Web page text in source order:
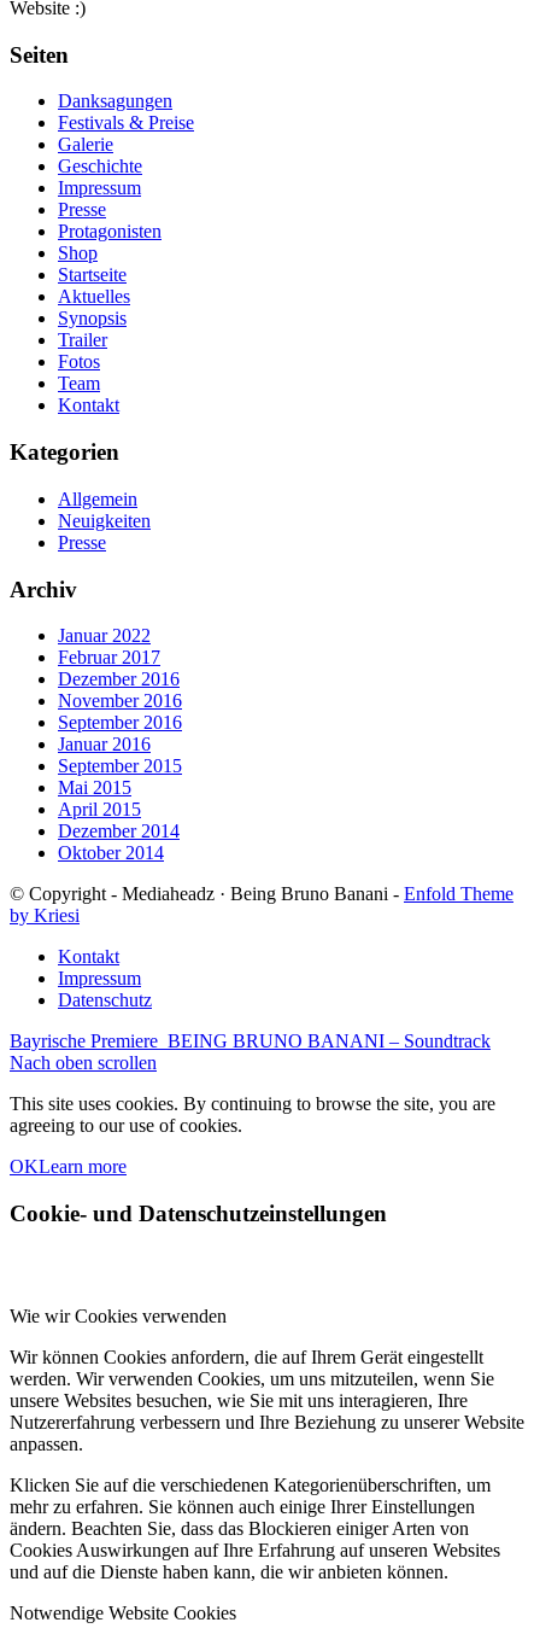
Website :)
Seiten
Danksagungen
Festivals & Preise
Galerie
Geschichte
Impressum
Presse
Protagonisten
Shop
Startseite
Aktuelles
Synopsis
Trailer
Fotos
Team
Kontakt
Kategorien
Allgemein
Neuigkeiten
Presse
Archiv
Januar 2022
Februar 2017
Dezember 2016
November 2016
September 2016
Januar 2016
September 2015
Mai 2015
April 2015
Dezember 2014
Oktober 2014
© Copyright - Mediaheadz · Being Bruno Banani - Enfold Theme
by Kriesi
Kontakt
Impressum
Datenschutz
Bayrische Premiere BEING BRUNO BANANI – Soundtrack
Nach oben scrollen
This site uses cookies. By continuing to browse the site, you are
agreeing to our use of cookies.
OKLearn more
Cookie- und Datenschutzeinstellungen
Wie wir Cookies verwenden
Wir können Cookies anfordern, die auf Ihrem Gerät eingestellt
werden. Wir verwenden Cookies, um uns mitzuteilen, wenn Sie
unsere Websites besuchen, wie Sie mit uns interagieren, Ihre
Nutzererfahrung verbessern und Ihre Beziehung zu unserer Website
anpassen.
Klicken Sie auf die verschiedenen Kategorienüberschriften, um
mehr zu erfahren. Sie können auch einige Ihrer Einstellungen
ändern. Beachten Sie, dass das Blockieren einiger Arten von
Cookies Auswirkungen auf Ihre Erfahrung auf unseren Websites
und auf die Dienste haben kann, die wir anbieten können.
Notwendige Website Cookies